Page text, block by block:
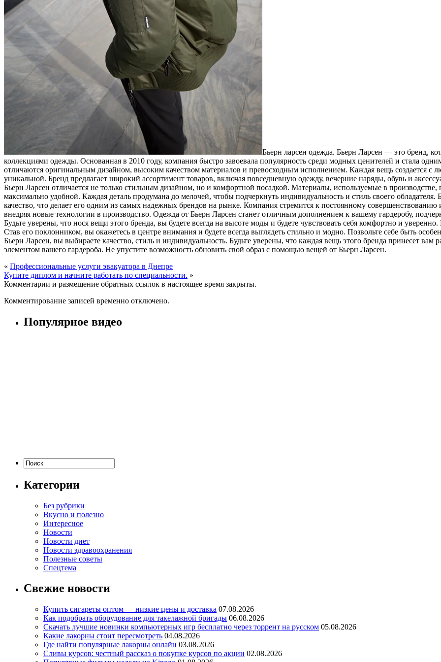
Бьерн ларсен одежда. Бьерн Ларсен — это бренд,
коллекциями одежды. Основанная в 2010 году, компания быстро завоевала популярность среди модных ценителей и стала
отличаются оригинальным дизайном, высоким качеством материалов и превосходным исполнением. Каждая вещь создается с
уникальной. Бренд предлагает широкий ассортимент товаров, включая повседневную одежду, вечерние наряды, обувь и
Бьерн Ларсен отличается не только стильным дизайном, но и комфортной посадкой. Материалы, используемые в
максимально удобной. Каждая деталь продумана до мелочей, чтобы подчеркнуть индивидуальность и стиль своего
качество, что делает его одним из самых надежных брендов на рынке. Компания стремится к постоянному
внедряя новые технологии в производство. Одежда от Бьерн Ларсен станет отличным дополнением к вашему гардеробу,
Будьте уверены, что нося вещи этого бренда, вы будете всегда на высоте моды и будете чувствовать себя комфортно и
Став его поклонником, вы окажетесь в центре внимания и будете всегда выглядеть стильно и модно. Позвольте себе быть
Бьерн Ларсен, вы выбираете качество, стиль и индивидуальность. Будьте уверены, что каждая вещь этого бренда принесет вам
элементом вашего гардероба. Не упустите возможность обновить свой образ с помощью вещей от Бьерн Ларсен.
« Профессиональные услуги эвакуатора в Днепре
Купите диплом и начните работать по специальности. »
Комментарии и размещение обратных ссылок в настоящее время закрыты.
Комментирование записей временно отключено.
Популярное видео
Категории
Без рубрики
Вкусно и полезно
Интересное
Новости
Новости диет
Новости здравоохранения
Полезные советы
Спецтема
Свежие новости
Купить сигареты оптом — низкие цены и доставка 07.08.2026
Как подобрать оборудование для такелажной бригады 06.08.2026
Скачать лучшие новинки компьютерных игр бесплатно через торрент на русском 05.08.2026
Какие лакорны стоит пересмотреть 04.08.2026
Где найти популярные лакорны онлайн 03.08.2026
Сливы курсов: честный рассказ о покупке курсов по акции 02.08.2026